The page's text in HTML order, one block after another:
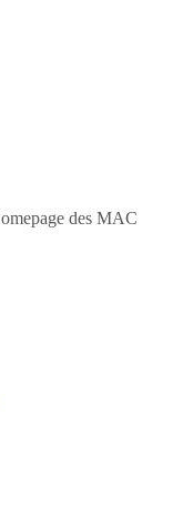
des MAC